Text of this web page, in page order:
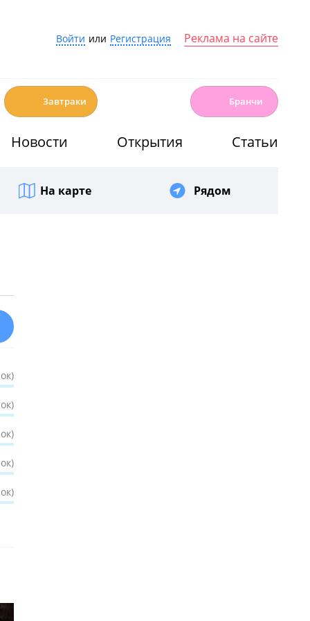
Войти или Регистрация Реклама на сайте
Завтраки Бранчи
Новости Открытия Статьи
На карте Рядом